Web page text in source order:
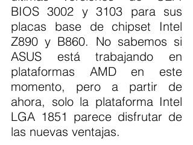
BIOS 3002 y 3103 para sus
placas base de chipset Intel
Z890 y B860. No sabemos si
ASUS está trabajando en
plataformas AMD en este
momento, pero a partir de
ahora, solo la plataforma Intel
LGA 1851 parece disfrutar de
las nuevas ventajas.